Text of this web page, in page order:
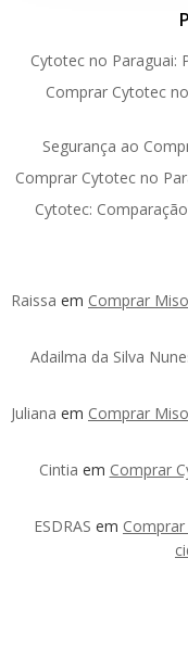
Cytotec no Paraguai:
Comprar Cytotec
Segurança ao
Comprar Cytotec no
Cytotec:
Raissa em Comprar
Adailma da Silva
Juliana em Comprar
Cintia em Comprar
ESDRAS em